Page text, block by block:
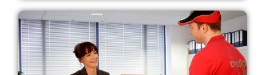
Счастливое
Шепетовка
Шостка
Шпола
Синельниково